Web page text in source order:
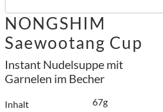
NONGSHIM
Saewootang Cup
Instant Nudelsuppe mit
Garnelen im Becher
Inhalt 67g